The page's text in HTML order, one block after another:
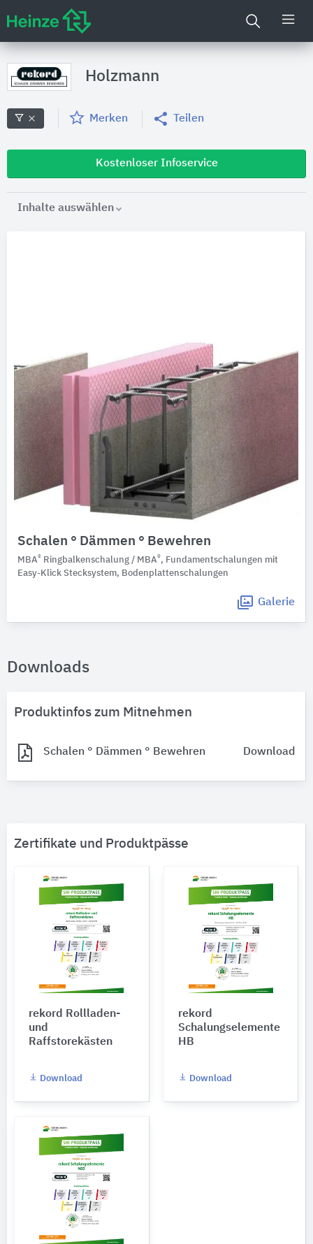
Holzmann
Merken Teilen
Kostenloser Infoservice
Inhalte auswählen
Schalen ° Dämmen ° Bewehren
MBA® Ringbalkenschalung / MBA®, Fundamentschalungen mit
Easy-Klick Stecksystem, Bodenplattenschalungen
Galerie
Downloads
Produktinfos zum Mitnehmen
Schalen ° Dämmen ° Bewehren Download
Zertifikate und Produktpässe
rekord Rollladen-
und
Raffstorekästen
Download
rekord
Schalungselemente
HB
Download